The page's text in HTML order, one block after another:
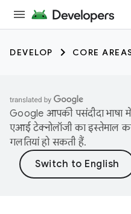
DEVELOP CORE
Google आपकी पसंदीदा भाषा
एआई टेक्नोलॉजी का इस्तेमाल
गलतियां हो सकती हैं.